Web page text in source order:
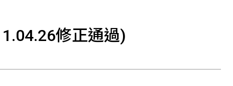
修正通過)